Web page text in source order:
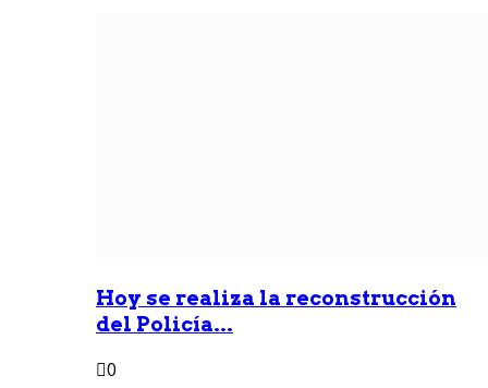
Hoy se realiza la reconstrucción
del Policía...
0